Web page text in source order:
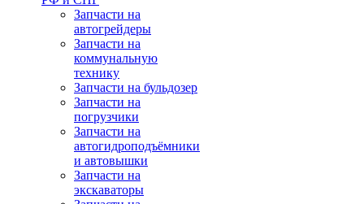
Запчасти на
автогрейдеры
Запчасти на
коммунальную
технику
Запчасти на бульдозер
Запчасти на
погрузчики
Запчасти на
автогидроподъёмники
и автовышки
Запчасти на
экскаваторы